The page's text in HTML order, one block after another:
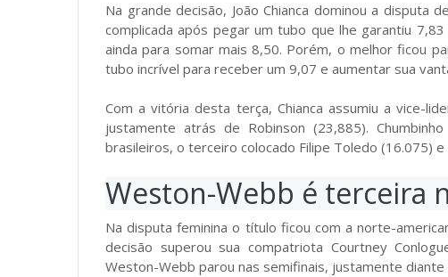
Na grande decisão, João Chianca dominou a disputa
complicada após pegar um tubo que lhe garantiu
ainda para somar mais 8,50. Porém, o melhor ficou
tubo incrível para receber um 9,07 e aumentar sua
Com a vitória desta terça, Chianca assumiu a vice-
justamente atrás de Robinson (23,885).
brasileiros, o terceiro colocado Filipe Toledo (16.075)
Weston-Webb é terceira
Na disputa feminina o título ficou com a norte-
decisão superou sua compatriota Courtney
Weston-Webb parou nas semifinais, justamente diante